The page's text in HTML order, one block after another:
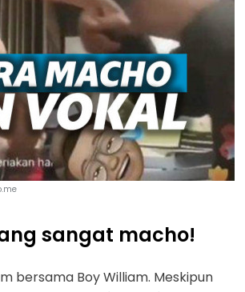
sangat macho!
bersama Boy William. Meskipun